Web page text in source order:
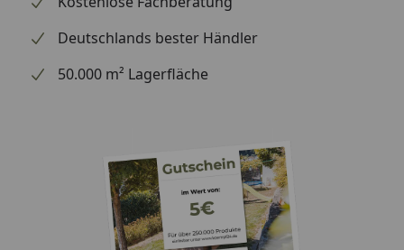
Signalwort
: Gefahr
H304 Kann bei Verschlucken und
Eindringen in die Atemwege tödlich sein
Sicherheitshinweise
Deutschlands bester Händler
50.000 m² Lagerfläche